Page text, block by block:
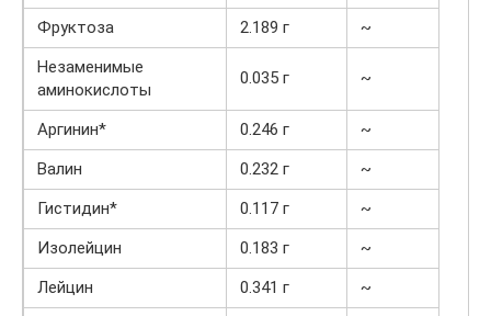
Фруктоза
2.189 г
~
Незаменимые
аминокислоты
0.035 г ~
Аргинин* 0.246 г
~
Валин
0.232 г
~
Гистидин*
0.117 г
~
Изолейцин
0.183 г
~
Лейцин
0.341 г
~